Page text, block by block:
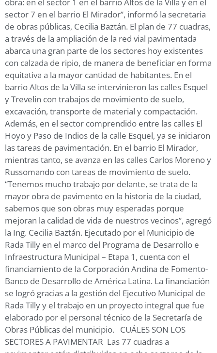
sector 7 en el barrio El Mirador”, informó la secretaria
de obras públicas, Cecilia Baztán. El plan de 77 cuadras,
a través de la ampliación de la red vial pavimentada
abarca una gran parte de los sectores hoy existentes
con calzada de ripio, de manera de beneficiar en forma
equitativa a la mayor cantidad de habitantes. En el
barrio Altos de la Villa se intervinieron las calles Esquel
y Trevelin con trabajos de movimiento de suelo,
excavación, transporte de material y compactación.
Además, en el sector comprendido entre las calles El
Hoyo y Paso de Indios de la calle Esquel, ya se iniciaron
las tareas de pavimentación. En el barrio El Mirador,
mientras tanto, se avanza en las calles Carlos Moreno y
Russomando con tareas de movimiento de suelo.
“Tenemos mucho trabajo por delante, se trata de la
mayor obra de pavimento en la historia de la ciudad,
sabemos que son obras muy esperadas porque
mejoran la calidad de vida de nuestros vecinos”, agregó
la Ing. Cecilia Baztán. Ejecutado por el Municipio de
Rada Tilly en el marco del Programa de Desarrollo e
Infraestructura Municipal – Etapa 1, cuenta con el
financiamiento de la Corporación Andina de Fomento-
Banco de Desarrollo de América Latina. La financiación
se logró gracias a la gestión del Ejecutivo Municipal de
Rada Tilly y el trabajo en un proyecto integral que fue
elaborado por el personal técnico de la Secretaría de
Obras Públicas del municipio. CUÁLES SON LOS
SECTORES A PAVIMENTAR Las 77 cuadras a